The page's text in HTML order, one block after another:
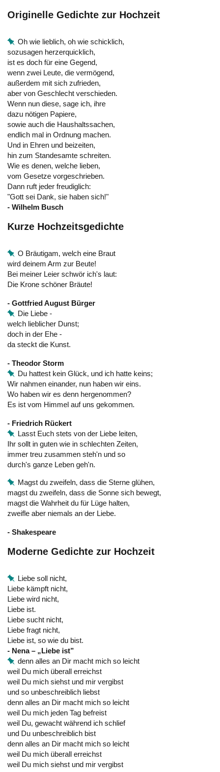
Originelle Gedichte zur Hochzeit
Oh wie lieblich, oh wie schicklich,
sozusagen herzerquicklich,
ist es doch für eine Gegend,
wenn zwei Leute, die vermögend,
außerdem mit sich zufrieden,
aber von Geschlecht verschieden.
Wenn nun diese, sage ich, ihre
dazu nötigen Papiere,
sowie auch die Haushaltssachen,
endlich mal in Ordnung machen.
Und in Ehren und beizeiten,
hin zum Standesamte schreiten.
Wie es denen, welche lieben,
vom Gesetze vorgeschrieben.
Dann ruft jeder freudiglich:
"Gott sei Dank, sie haben sich!"
- Wilhelm Busch
Kurze Hochzeitsgedichte
O Bräutigam, welch eine Braut
wird deinem Arm zur Beute!
Bei meiner Leier schwör ich's laut:
Die Krone schöner Bräute!
- Gottfried August Bürger
Die Liebe -
welch lieblicher Dunst;
doch in der Ehe -
da steckt die Kunst.
- Theodor Storm
Du hattest kein Glück, und ich hatte keins;
Wir nahmen einander, nun haben wir eins.
Wo haben wir es denn hergenommen?
Es ist vom Himmel auf uns gekommen.
- Friedrich Rückert
Lasst Euch stets von der Liebe leiten,
Ihr sollt in guten wie in schlechten Zeiten,
immer treu zusammen steh'n und so
durch's ganze Leben geh'n.
Magst du zweifeln, dass die Sterne glühen,
magst du zweifeln, dass die Sonne sich bewegt,
magst die Wahrheit du für Lüge halten,
zweifle aber niemals an der Liebe.
- Shakespeare
Moderne Gedichte zur Hochzeit
Liebe soll nicht,
Liebe kämpft nicht,
Liebe wird nicht,
Liebe ist.
Liebe sucht nicht,
Liebe fragt nicht,
Liebe ist, so wie du bist.
- Nena – „Liebe ist”
denn alles an Dir macht mich so leicht
weil Du mich überall erreichst
weil Du mich siehst und mir vergibst
und so unbeschreiblich liebst
denn alles an Dir macht mich so leicht
weil Du mich jeden Tag befreist
weil Du, gewacht während ich schlief
und Du unbeschreiblich bist
denn alles an Dir macht mich so leicht
weil Du mich überall erreichst
weil Du mich siehst und mir vergibst